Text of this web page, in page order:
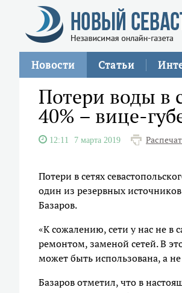
Новости Статьи
Потери воды в
40% – вице-
12:11 7 марта 2019
Потери в сетях
один из резервных
Базаров.
«К сожалению, сети у нас не в
ремонтом, заменой сетей. В
может быть использована, а
Базаров отметил, что в